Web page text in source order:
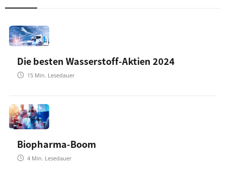
Die besten Wasserstoff-Aktien 2024
15 Min. Lesedauer
Biopharma-Boom
4 Min. Lesedauer